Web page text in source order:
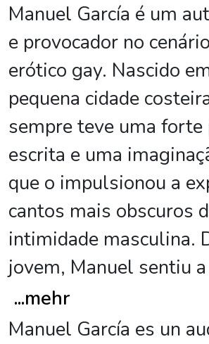
Manuel García é um
e provocador no
erótico gay. Nascido
pequena cidade
sempre teve uma forte
escrita e uma
que o impulsionou a
cantos mais obscuros
intimidade masculina.
jovem, Manuel sentiu a
...mehr
Manuel García es un